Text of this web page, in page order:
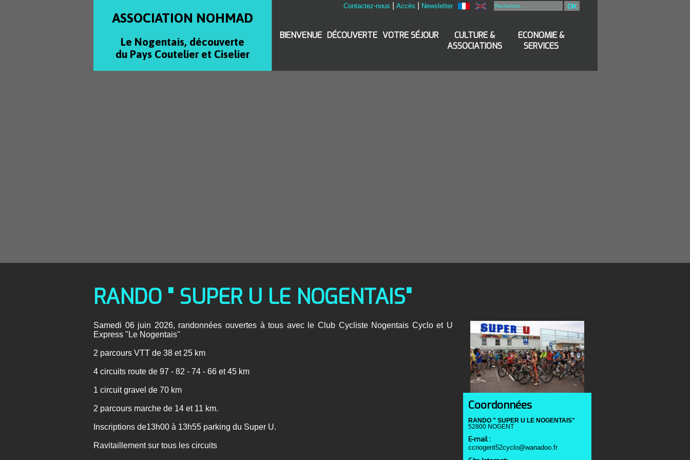
ASSOCIATION NOHMAD
Le Nogentais, découverte
du Pays Coutelier et Ciselier
Contactez-nous Accès Newsletter OK
BIENVENUE DÉCOUVERTE VOTRE SÉJOUR
CULTURE &
ASSOCIATIONS
ECONOMIE &
SERVICES
RANDO " SUPER U LE NOGENTAIS"
Samedi 06 juin 2026, randonnées ouvertes à tous avec le Club Cycliste Nogentais Cyclo et U
Express "Le Nogentais"
2 parcours VTT de 38 et 25 km
4 circuits route de 97 - 82 - 74 - 66 et 45 km
1 circuit gravel de 70 km
2 parcours marche de 14 et 11 km.
Inscriptions de13h00 à 13h55 parking du Super U.
Ravitaillement sur tous les circuits
Coordonnées
RANDO " SUPER U LE NOGENTAIS"
52800 NOGENT
E-mail :
ccnogent52cyclo@wanadoo.fr